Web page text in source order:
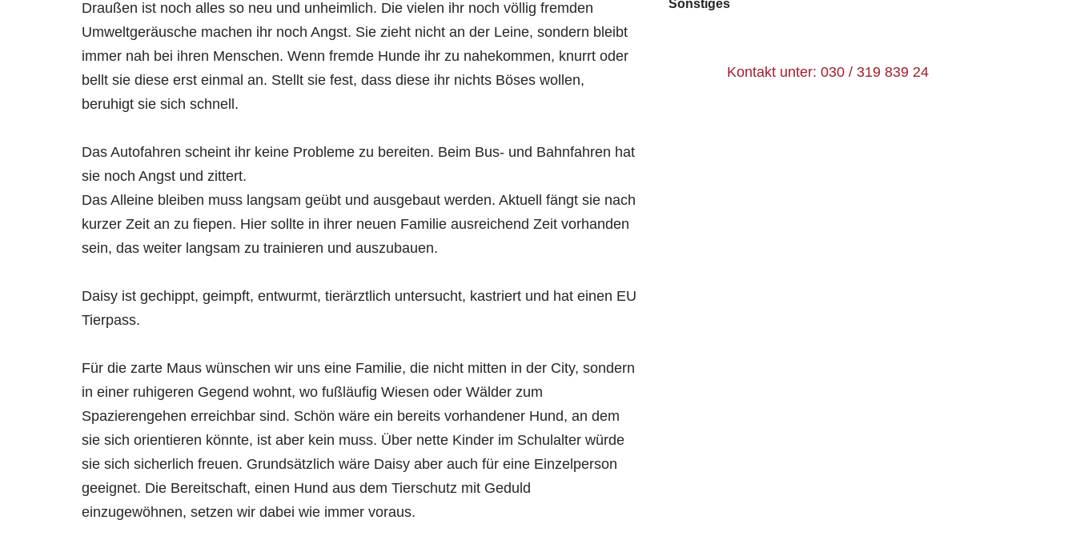
Draußen ist noch alles so neu und unheimlich. Die vielen ihr noch völlig fremden
Umweltgeräusche machen ihr noch Angst. Sie zieht nicht an der Leine, sondern bleibt
immer nah bei ihren Menschen. Wenn fremde Hunde ihr zu nahekommen, knurrt oder
bellt sie diese erst einmal an. Stellt sie fest, dass diese ihr nichts Böses wollen,
beruhigt sie sich schnell.
Das Autofahren scheint ihr keine Probleme zu bereiten. Beim Bus- und Bahnfahren hat
sie noch Angst und zittert.
Das Alleine bleiben muss langsam geübt und ausgebaut werden. Aktuell fängt sie nach
kurzer Zeit an zu fiepen. Hier sollte in ihrer neuen Familie ausreichend Zeit vorhanden
sein, das weiter langsam zu trainieren und auszubauen.
Daisy ist gechippt, geimpft, entwurmt, tierärztlich untersucht, kastriert und hat einen EU
Tierpass.
Für die zarte Maus wünschen wir uns eine Familie, die nicht mitten in der City, sondern
in einer ruhigeren Gegend wohnt, wo fußläufig Wiesen oder Wälder zum
Spazierengehen erreichbar sind. Schön wäre ein bereits vorhandener Hund, an dem
sie sich orientieren könnte, ist aber kein muss. Über nette Kinder im Schulalter würde
sie sich sicherlich freuen. Grundsätzlich wäre Daisy aber auch für eine Einzelperson
geeignet. Die Bereitschaft, einen Hund aus dem Tierschutz mit Geduld
einzugewöhnen, setzen wir dabei wie immer voraus.
Sonstiges
Kontakt unter: 030 / 319 839 24